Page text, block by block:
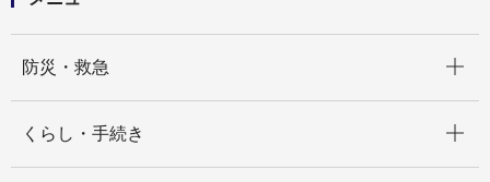
防災・救急
くらし・手続き